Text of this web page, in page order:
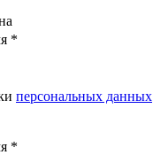
*
персональных данных
*